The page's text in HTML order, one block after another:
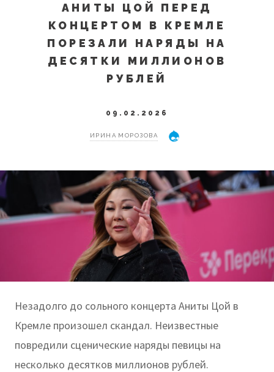
АНИТЫ ЦОЙ ПЕРЕД
КОНЦЕРТОМ В КРЕМЛЕ
ПОРЕЗАЛИ НАРЯДЫ НА
ДЕСЯТКИ МИЛЛИОНОВ
РУБЛЕЙ
09.02.2026
ИРИНА МОРОЗОВА
Незадолго до сольного концерта Аниты Цой в
Кремле произошел скандал. Неизвестные
повредили сценические наряды певицы на
несколько десятков миллионов рублей.